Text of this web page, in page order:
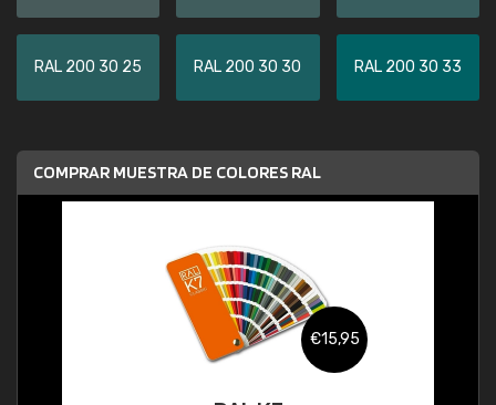
RAL 200 30 25 RAL 200 30 30 RAL 200 30 33
COMPRAR MUESTRA DE COLORES RAL
€15,95